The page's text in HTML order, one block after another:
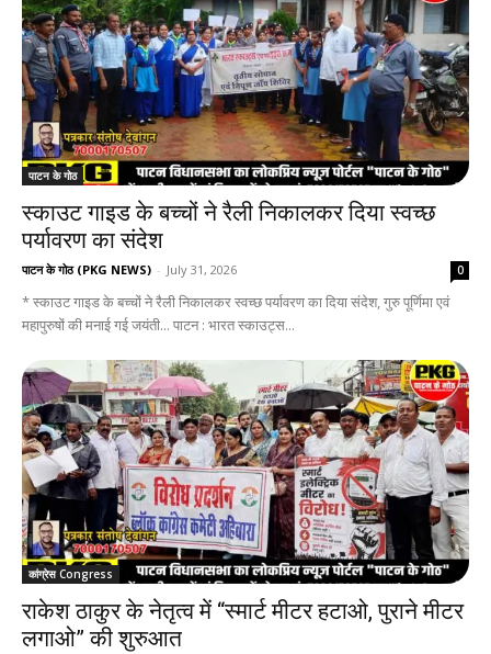
पाटन के गोठ
स्काउट गाइड के बच्चों ने रैली निकालकर दिया स्वच्छ
पर्यावरण का संदेश
पाटन के गोठ (PKG NEWS) - July 31, 2026 0
* स्काउट गाइड के बच्चों ने रैली निकालकर स्वच्छ पर्यावरण का दिया संदेश, गुरु पूर्णिमा एवं
महापुरुषों की मनाई गई जयंती... पाटन : भारत स्काउट्स...
कांग्रेस Congress
राकेश ठाकुर के नेतृत्व में “स्मार्ट मीटर हटाओ, पुराने मीटर
लगाओ” की शुरुआत